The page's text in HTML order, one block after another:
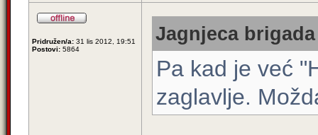
Pridružen/a: 31 lis 2012, 19:51
Postovi: 5864
Jagnjeca
Pa kad je već
zaglavlje.